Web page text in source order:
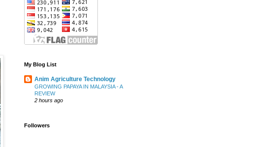
My Blog List
Anim Agriculture Technology
GROWING PAPAYA IN MALAYSIA - A
REVIEW
2 hours ago
Followers